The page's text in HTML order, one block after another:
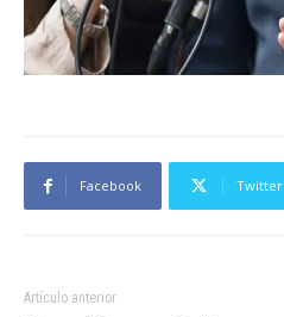
Facebook Twitter
Artículo anterior